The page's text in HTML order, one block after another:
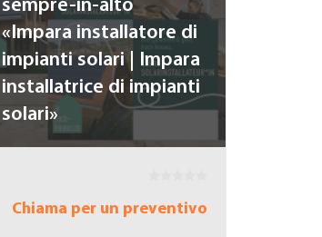
sempre-in-alto
«Impara installatore di
impianti solari | Impara
installatrice di impianti
solari»
Chiama per un preventivo